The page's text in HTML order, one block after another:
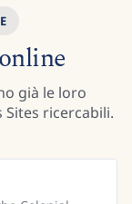
già le loro
ricercabili.